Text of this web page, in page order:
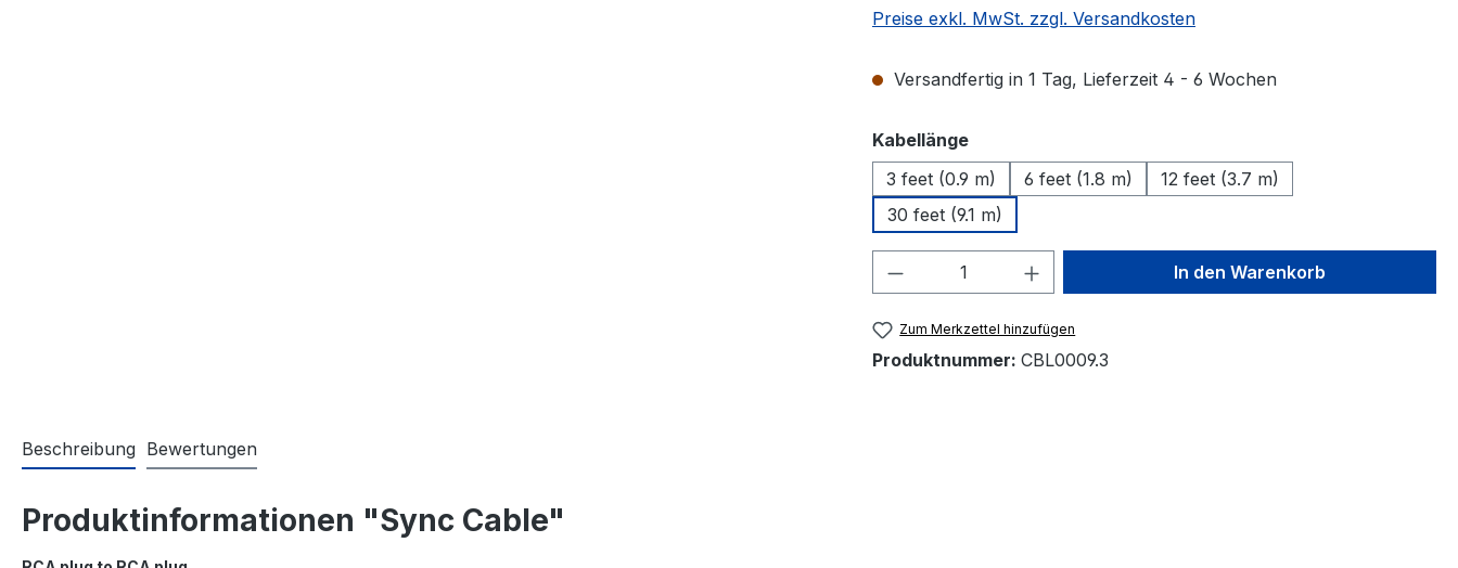
Preise exkl. MwSt. zzgl. Versandkosten
Versandfertig in 1 Tag, Lieferzeit 4 - 6 Wochen
Kabellängeauswählen
3 feet (0.9 m)
6 feet (1.8 m)
12 feet (3.7 m)
30 feet (9.1 m)
Produkt Anzahl: Gib den gewünschten Wert
In den Warenkorb
Zum Merkzettel hinzufügen
Produktnummer: CBL0009.3
Beschreibung Bewertungen
Produktinformationen "Sync Cable"